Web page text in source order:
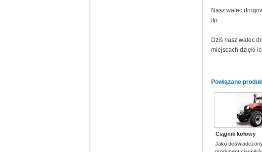
Nasz walec
itp.
Dziś nasz walec
miejscach dzięki
Powiązane
Ciągnik kołowy
Jako